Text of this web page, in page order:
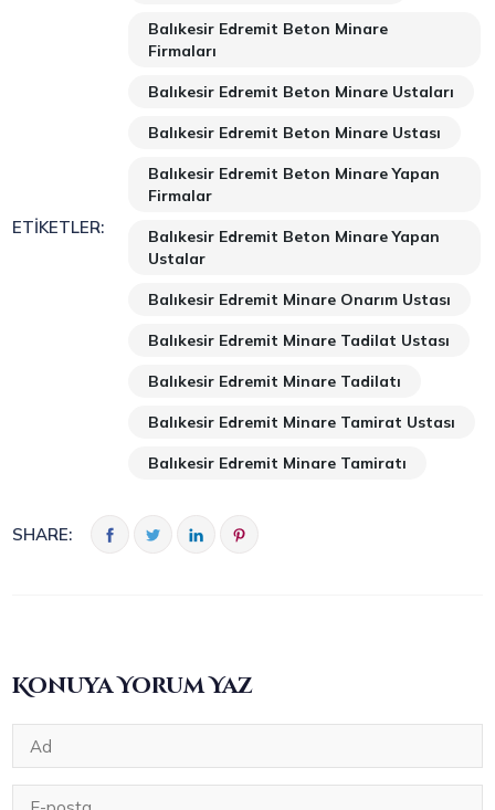
ETIKETLER:
Balıkesir Edremit Beton Minare
Firmaları
Balıkesir Edremit Beton Minare Ustaları
Balıkesir Edremit Beton Minare Ustası
Balıkesir Edremit Beton Minare Yapan
Firmalar
Balıkesir Edremit Beton Minare Yapan
Ustalar
Balıkesir Edremit Minare Onarım Ustası
Balıkesir Edremit Minare Tadilat Ustası
Balıkesir Edremit Minare Tadilatı
Balıkesir Edremit Minare Tamirat Ustası
Balıkesir Edremit Minare Tamiratı
SHARE:
Konuya Yorum Yaz